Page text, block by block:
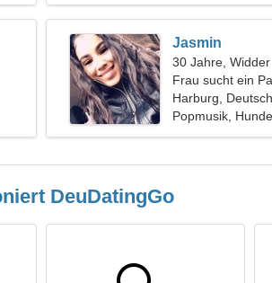
Jasmin
30 Jahre, Widder
Frau sucht ein
Harburg,
Popmusik,
DeuDatingGo